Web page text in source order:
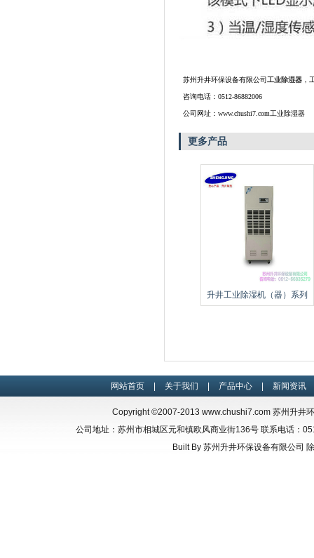
苏州升井环保设备有限公司工业除湿器 ，
咨询电话：0512-86882006
公司网址：www.chushi7.com工业除湿器
更多产品
升井工业除湿机（器）系列
网站首页 关于我们 产品中心 新闻资讯
Copyright ©2007-2013 www.chushi7.com苏州升井
公司地址：苏州市相城区元和镇欧风商业街136号 联系电话：
Built By 苏州升井环保设备有限公司